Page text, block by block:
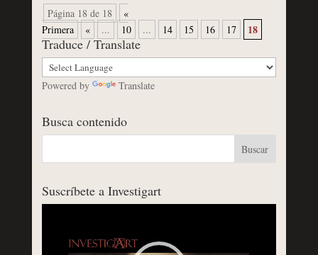
Página 18 de 18
«
Primera
« ... 10 ... 14 15 16 17 18
Traduce / Translate
Powered by Translate
Busca contenido
Suscríbete a Investigart